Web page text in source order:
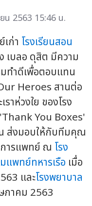
น 2563 15:46 น.
ก่า โรงเรียนสอน
เบลอ ดุสิต มีความ
ทำดีเพื่อตอบแทน
Heroes สานต่อ
าห่วงใย ของโรง
You Boxes'
ส่งมอบให้กับทีมคุณ
ารแพทย์ ณ โรง
แพทย์ทหารเรือ เมื่อ
และโรงพยาบาล
ภาคม 2563